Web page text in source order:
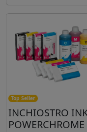
Top Seller
INCHIOSTRO